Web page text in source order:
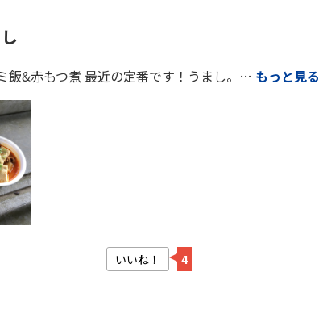
飯&赤もつ煮 最近の定番です！うまし。… もっと見る
いいね！ 4